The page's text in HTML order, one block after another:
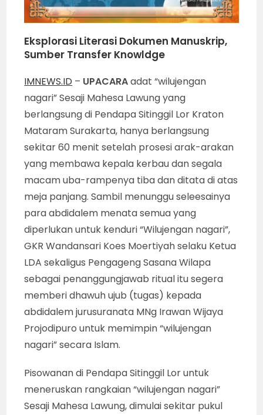
Eksplorasi Literasi Dokumen Manuskrip,
Sumber Transfer Knowldge
IMNEWS.ID – UPACARAadat “wilujengan
nagari” Sesaji Mahesa Lawung yang
berlangsung di Pendapa Sitinggil Lor Kraton
Mataram Surakarta, hanya berlangsung
sekitar 60 menit setelah prosesi arak-arakan
yang membawa kepala kerbau dan segala
macam uba-rampenya tiba dan ditata di atas
meja panjang. Sambil menunggu seleesainya
para abdidalem menata semua yang
diperlukan untuk kenduri “Wilujengan nagari”,
GKR Wandansari Koes Moertiyah selaku Ketua
LDA sekaligus Pengageng Sasana Wilapa
sebagai penanggungjawab ritual itu segera
memberi dhawuh ujub (tugas) kepada
abdidalem jurusuranata MNg Irawan Wijaya
Projodipuro untuk memimpin “wilujengan
nagari” secara Islam.
Pisowanan di Pendapa Sitinggil Lor untuk
meneruskan rangkaian “wilujengan nagari”
Sesaji Mahesa Lawung, dimulai sekitar pukul